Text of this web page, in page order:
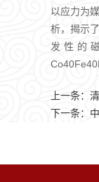
以应力为
析，揭示
发性的
上一条：
下一条：